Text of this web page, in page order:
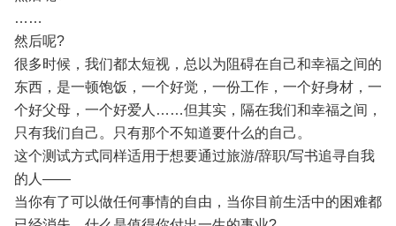
……
然后呢?
很多时候，我们都太短视，总以为阻碍在自己和幸福之间的
东西，是一顿饱饭，一个好觉，一份工作，一个好身材，一
个好父母，一个好爱人……但其实，隔在我们和幸福之间，
只有我们自己。只有那个不知道要什么的自己。
这个测试方式同样适用于想要通过旅游/辞职/写书追寻自我
的人——
当你有了可以做任何事情的自由，当你目前生活中的困难都